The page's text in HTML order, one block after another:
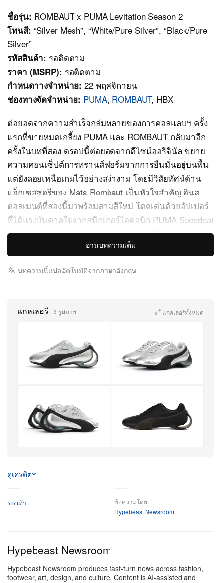
ชื่อรุ่น: ROMBAUT x PUMA Levitation Season 2
โทนสี: “Silver Mesh”, “White/Pure Silver”, “Black/Pure
Silver”
รหัสสินค้า: รอติดตาม
ราคา (MSRP): รอติดตาม
กำหนดวางจำหน่าย: 22 พฤศจิกายน
ช่องทางจัดจำหน่าย: PUMA, ROMBAUT, HBX
ต่อยอดจากความสำเร็จถล่มทลายของการคอลแลบฯ ครั้ง
แรกที่ขายหมดเกลี้ยง PUMA และ ROMBAUT กลับมาอีก
ครั้งในบทที่สอง ดรอปนี้ต่อยอดจากดีไซน์ออริจินัล ขยาย
ความคอนเซ็ปต์การทรานส์ฟอร์มจากการยืนมั่นอยู่บนพื้น
แต่ยังลอยเหนือเกมไว้อย่างสง่างาม โดยมีวิสัยทัศน์ด้าน
แอ็กเซสซอรีของ Mats Rombaut เป็นหัวใจสำคัญ อินส
ตอลเมนต์ที่สองนี้มาพร้อมสามสีใหม่ โดดเด่นด้วยอัปเปอร์
ที่ได้แรงบันดาลใจจากสนีกเกอร์ไอคอนิก PUMA Speedcat
ผสานเส้นโค้งแอโรไดนามิกเข้ากับภาษาดีไซน์เฉพาะตัว
ของ ROMBAUT อย่างลงตัว
รุ่น “White/Pure Silver” ตัดกันอย่างมีชั้นเชิงระหว่างพื้นกัม
“Black/Pure Silver” เติมดีเทลพื้นสีน้ำตาลเก่าที่ผ่านการ
อัปด้วยรุ่น “Silver Mesh” ที่เน้นฟีลลิ่งฟิวเจอริสติก โดดเด่น
ด้วยทรงรองเท้าและเส้นสายโค้งราวงานประติมากรรม
อ่านบทความเต็ม
บทความนี้แปลอัตโนมัติจากภาษาอังกฤษ
แกลเลอรี · 9 รูปภาพ แกลเลอรีทั้งหมด
ดูเครดิต
รองเท้า
ข้อความโดย
Hypebeast Newsroom
Hypebeast Newsroom
Hypebeast Newsroom produces fast-turn news across fashion,
footwear, art, design, and culture. Content is AI-assisted and